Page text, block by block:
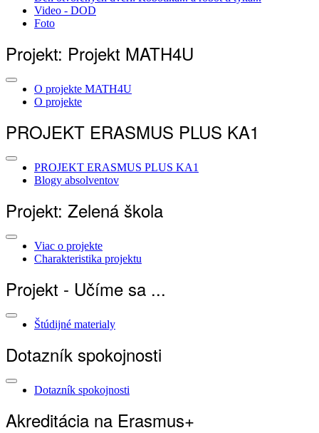
Video - DOD
Foto
Projekt: Projekt MATH4U
O projekte MATH4U
O projekte
PROJEKT ERASMUS PLUS KA1
PROJEKT ERASMUS PLUS KA1
Blogy absolventov
Projekt: Zelená škola
Viac o projekte
Charakteristika projektu
Projekt - Učíme sa ...
Štúdijné materialy
Dotazník spokojnosti
Dotazník spokojnosti
Akreditácia na Erasmus+